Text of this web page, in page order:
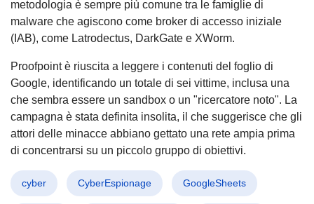
metodologia è sempre più comune tra le famiglie di
malware che agiscono come broker di accesso iniziale
(IAB), come Latrodectus, DarkGate e XWorm.
Proofpoint è riuscita a leggere i contenuti del foglio di
Google, identificando un totale di sei vittime, inclusa una
che sembra essere un sandbox o un "ricercatore noto". La
campagna è stata definita insolita, il che suggerisce che gli
attori delle minacce abbiano gettato una rete ampia prima
di concentrarsi su un piccolo gruppo di obiettivi.
cyber CyberEspionage GoogleSheets